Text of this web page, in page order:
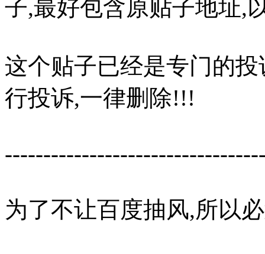
子,最好包含原贴子地址,
这个贴子已经是专门的
行投诉,一律删除!!!
为了不让百度抽风,所以